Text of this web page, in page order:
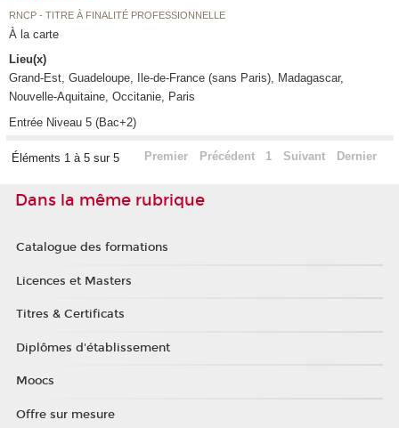
RNCP - TITRE À FINALITÉ PROFESSIONNELLE
À la carte
Lieu(x)
Grand-Est, Guadeloupe, Ile-de-France (sans Paris), Madagascar,
Nouvelle-Aquitaine, Occitanie, Paris
Entrée Niveau 5 (Bac+2)
Éléments 1 à 5 sur 5 Premier Précédent 1 Suivant Dernier
Dans la même rubrique
Catalogue des formations
Licences et Masters
Titres & Certificats
Diplômes d'établissement
Moocs
Offre sur mesure